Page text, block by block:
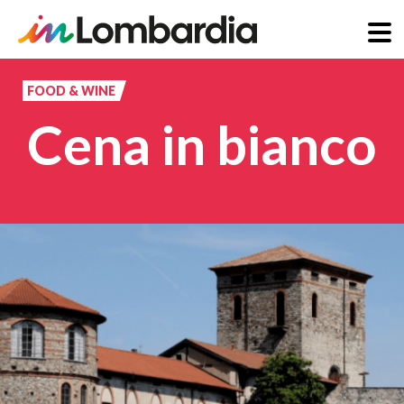
content
FOOD & WINE
Cena in bianco